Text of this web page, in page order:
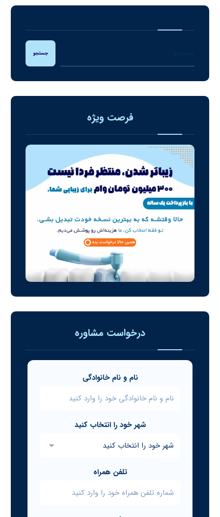
جستجو
فرصت ویژه
درخواست مشاوره
نام و نام خانوادگی
شهر خود را انتخاب کنید
تلفن همراه